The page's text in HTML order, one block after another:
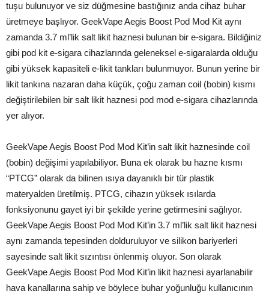
tuşu bulunuyor ve siz düğmesine bastığınız anda cihaz buhar
üretmeye başlıyor. GeekVape Aegis Boost Pod Mod Kit aynı
zamanda 3.7 ml’lik salt likit haznesi bulunan bir e-sigara. Bildiğiniz
gibi pod kit e-sigara cihazlarında geleneksel e-sigaralarda olduğu
gibi yüksek kapasiteli e-likit tankları bulunmuyor. Bunun yerine bir
likit tankına nazaran daha küçük, çoğu zaman coil (bobin) kısmı
değiştirilebilen bir salt likit haznesi pod mod e-sigara cihazlarında
yer alıyor.
GeekVape Aegis Boost Pod Mod Kit’in salt likit haznesinde coil
(bobin) değişimi yapılabiliyor. Buna ek olarak bu hazne kısmı
“PTCG” olarak da bilinen ısıya dayanıklı bir tür plastik
materyalden üretilmiş. PTCG, cihazın yüksek ısılarda
fonksiyonunu gayet iyi bir şekilde yerine getirmesini sağlıyor.
GeekVape Aegis Boost Pod Mod Kit’in 3.7 ml’lik salt likit haznesi
aynı zamanda tepesinden dolduruluyor ve silikon bariyerleri
sayesinde salt likit sızıntısı önlenmiş oluyor. Son olarak
GeekVape Aegis Boost Pod Mod Kit’in likit haznesi ayarlanabilir
hava kanallarına sahip ve böylece buhar yoğunluğu kullanıcının